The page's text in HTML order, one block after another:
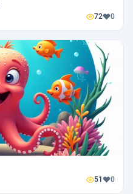
72 0
51 0